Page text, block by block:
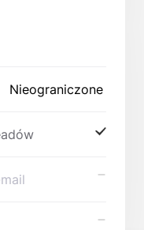
Nieograniczone